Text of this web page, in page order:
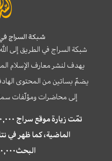
شبكة السراج في
شبكة السراج في الطريق إلى
يهدف لنشر معارف الإسلام
يضمّ بساتين من المحتوى
إلى محاضرات ومؤلّفات
الماضية، كما ظهر في
البحث٢٢,٢٩٠,٠٠٠ مرّة.